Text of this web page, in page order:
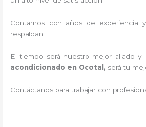
Contamos con años de experiencia
respaldan.
El tiempo será nuestro mejor aliado y
acondicionado en Ocotal , será tu
Contáctanos para trabajar con